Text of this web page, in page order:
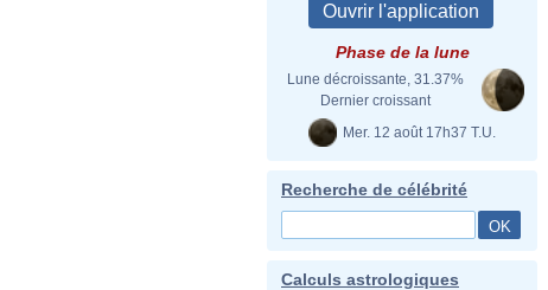
Phase de la lune
Lune décroissante, 31.37%
Dernier croissant
Mer. 12 août 17h37 T.U.
Recherche de célébrité
Calculs astrologiques